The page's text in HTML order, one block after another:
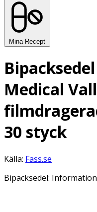
Mina Recept
Medical
30 styck
Källa: Fass.se
Bipacksedel: